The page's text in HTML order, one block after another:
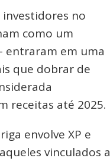
no
como um
entraram em uma
que dobrar de
receitas até 2025.
envolve XP e
vinculados a